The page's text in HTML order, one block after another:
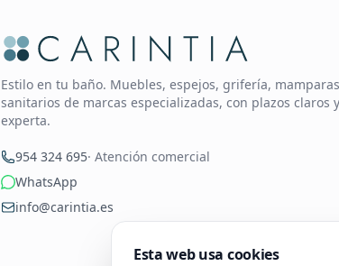
Estilo en tu baño. Muebles, espejos, grifería,
sanitarios de marcas especializadas, con plazos claros
experta.
954 324 695· Atención comercial
WhatsApp
info@carintia.es
Esta web usa cookies